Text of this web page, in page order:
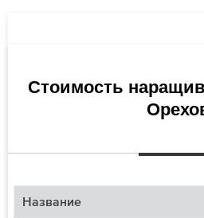
Стоимость
Название